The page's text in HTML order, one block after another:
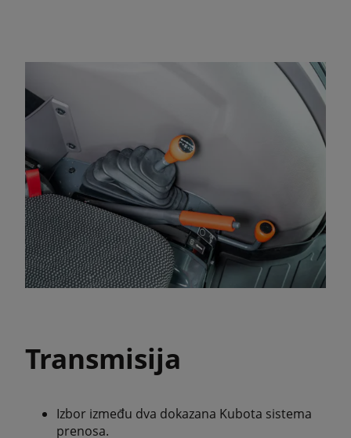
Transmisija
Izbor između dva dokazana Kubota sistema
prenosa.